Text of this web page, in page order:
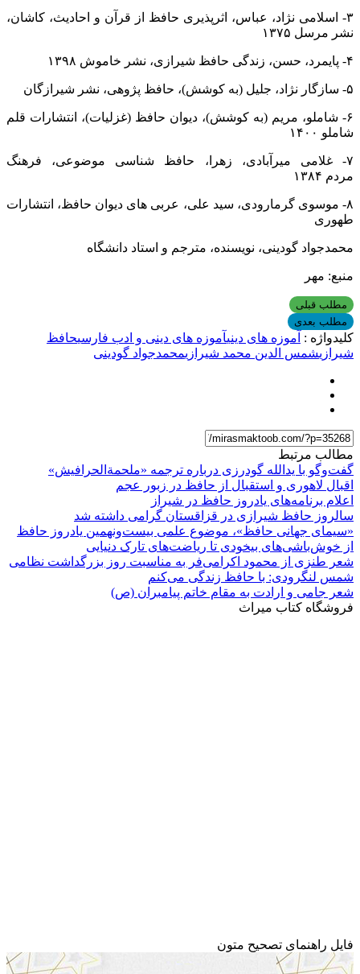
۳- اسلامی نژاد، عباس، اثرپذیری حافظ از قرآن و احادیث، کاشان،
نشر مرسل
۴- پایمرد، حسن، زندگی حافظ شیرازی، نشر خاموش
۵- سازگار نژاد، جلیل (به کوشش)، حافظ پژوهی، نشر شیرازگان
۶- شاملو، مریم (به کوشش)، دیوان حافظ (غزلیات)، انتشارات قلم
شاملو
۷- غلامی میرآبادی، زهرا، حافظ شناسی موضوعی، فرهنگ
مردم
۸- موسوی گرمارودی، سید علی، عربی های دیوان حافظ، انتشارات
طهوری
محمدجواد گودینی، نویسنده، مترجم و استاد دانشگاه
منبع: مهر
مطلب قبلی
مطلب بعدی
کلیدواژه : آموزه های دینیآموزه های دینی و ادب فارسیحافظ
شیرازیشمس الدین محمد شیرازیمحمدجواد گودینی
مطالب مرتبط
گفت‌وگو با یدالله گودرزی درباره ترجمه «ملحمةالحرافیش»
اقبال لاهوری و استقبال از حافظ در زبور عجم
اعلام برنامه‌های یادروز حافظ در شیراز
سالروز حافظ شیرازی در قزاقستان گرامی داشته شد
«سیمای جهانی حافظ»، موضوع علمی بیست‌ونهمین یادروز حافظ
از خوش‌باشی‌های بیخودی تا ریاضت‌های تارک دنیایی
شعر طنزی از محمود اکرامی‌فر به مناسبت روز بزرگداشت نظامی
شمس لنگرودی: با حافظ زندگی‌ می‌کنم
شعر جامی و ارادت به مقام خاتم پیامبران (ص)
فروشگاه کتاب میراث
فایل راهنمای تصحیح متون